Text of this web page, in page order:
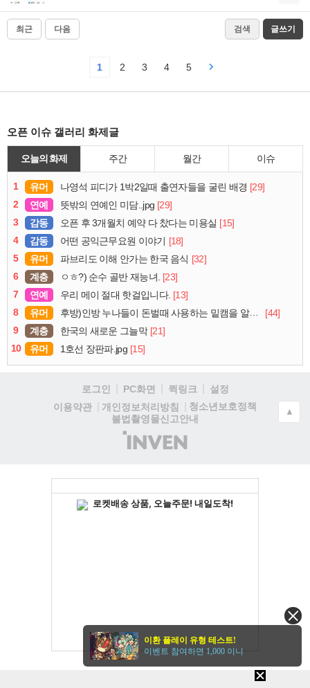
최근 다음 검색 글쓰기
1 2 3 4 5
오픈 이슈 갤러리 화제글
오늘의 화제 주간 월간 이슈
1 유머 나영석 피디가 1박2일때 출연자들을 굴린 배경 [29]
2
연예 뜻밖의 연예인 미담..jpg [29]
3
감동 오픈 후 3개월치 예약 다 찼다는 미용실 [15]
4
감동 어떤 공익근무요원 이야기 [18]
5
유머 파브리도 이해 안가는 한국 음식 [32]
6
계층 ㅇㅎ?) 순수 골반 재능녀. [23]
7
연예 우리 메이 절대 핫걸입니다. [13]
8
유머 후방)인방 누나들이 돈벌때 사용하는 밑캠을 알아보자
[44]
9
계층 한국의 새로운 그늘막 [21]
10
유머 1호선 장판파.jpg [15]
로그인 PC화면 퀵링크
설정
이용약관
개인정보처리방침
청소년보호정책
불법촬영물신고안내
(주)
인
▲
이환 플레이 유형 테스트!
이벤트 참여하면 1,000 이니